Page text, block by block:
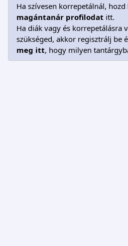
Ha szívesen korrepetálnál, hozd
magántanár profilodat itt.
Ha diák vagy és korrepetálásra
szükséged, akkor regisztrálj be
meg itt, hogy milyen